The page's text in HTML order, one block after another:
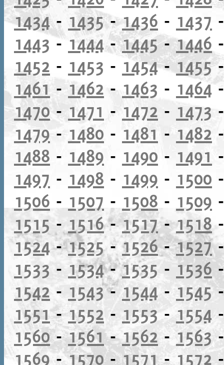
1434- 1435-1436 - 1437
1443- 1444-1445-1446
1452 - 1453 - 1454-1455
1461 -1462 - 1463 - 1464
1470- 1471 - 1472 - 1473
1479 - 1480 - 1481 - 1482
1488 - 1489 - 1490 - 1491
1497 - 1498 - 1499 - 1500
1506 - 1507 - 1508 - 1509
1515 - 1516-1517-1518
1524-1525-1526-1527
1533 - 1534-1535 - 1536
1542 - 1543-1544- 1545
1551-1552 - 1553-1554
1560-1561-1562-1563
1569-1570-1571- 1572